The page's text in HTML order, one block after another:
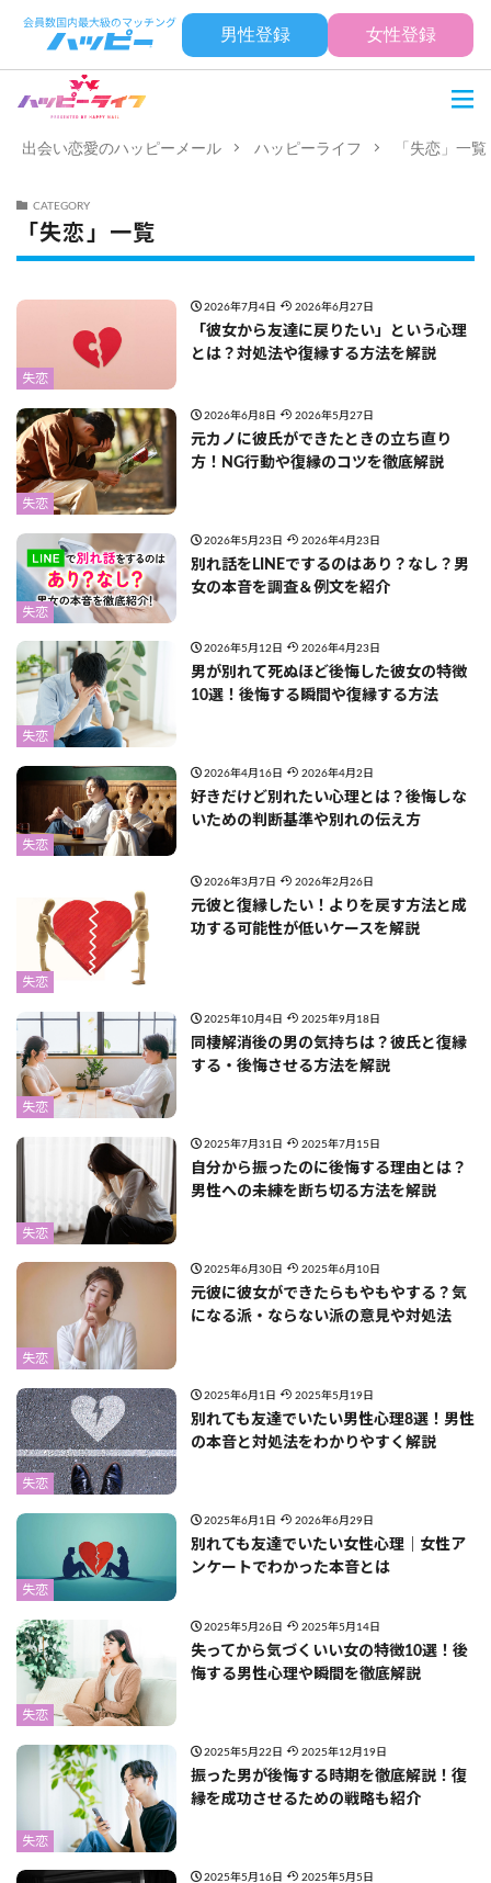
男性登録 女性登録
出会い恋愛のハッピーメール ハッピーライフ 「失恋」一覧
CATEGORY
「失恋」一覧
失恋
2026年7月4日 2026年6月27日
「彼女から友達に戻りたい」という心理
とは？対処法や復縁する方法を解説
失恋
2026年6月8日 2026年5月27日
元カノに彼氏ができたときの立ち直り
方！NG行動や復縁のコツを徹底解説
失恋
2026年5月23日 2026年4月23日
別れ話をLINEでするのはあり？なし？男
女の本音を調査＆例文を紹介
失恋
2026年5月12日 2026年4月23日
男が別れて死ぬほど後悔した彼女の特徴
10選！後悔する瞬間や復縁する方法
失恋
2026年4月16日 2026年4月2日
好きだけど別れたい心理とは？後悔しな
いための判断基準や別れの伝え方
失恋
2026年3月7日 2026年2月26日
元彼と復縁したい！よりを戻す方法と成
功する可能性が低いケースを解説
失恋
2025年10月4日 2025年9月18日
同棲解消後の男の気持ちは？彼氏と復縁
する・後悔させる方法を解説
失恋
2025年7月31日 2025年7月15日
自分から振ったのに後悔する理由とは？
男性への未練を断ち切る方法を解説
失恋
2025年6月30日 2025年6月10日
元彼に彼女ができたらもやもやする？気
になる派・ならない派の意見や対処法
失恋
2025年6月1日 2025年5月19日
別れても友達でいたい男性心理8選！男性
の本音と対処法をわかりやすく解説
失恋
2025年6月1日 2026年6月29日
別れても友達でいたい女性心理｜女性ア
ンケートでわかった本音とは
失恋
2025年5月26日 2025年5月14日
失ってから気づくいい女の特徴10選！後
悔する男性心理や瞬間を徹底解説
失恋
2025年5月22日 2025年12月19日
振った男が後悔する時期を徹底解説！復
縁を成功させるための戦略も紹介
2025年5月16日 2025年5月5日